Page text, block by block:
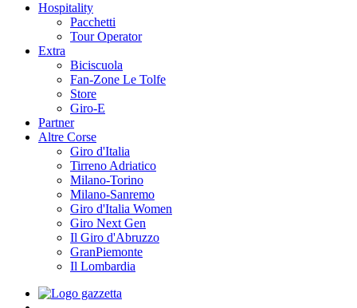
Hospitality
Pacchetti
Tour Operator
Extra
Biciscuola
Fan-Zone Le Tolfe
Store
Giro-E
Partner
Altre Corse
Giro d'Italia
Tirreno Adriatico
Milano-Torino
Milano-Sanremo
Giro d'Italia Women
Giro Next Gen
Il Giro d'Abruzzo
GranPiemonte
Il Lombardia